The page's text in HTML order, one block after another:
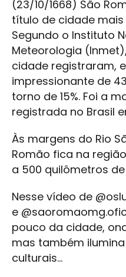
(23/10/1668) São
título de cidade mais
Segundo o Instituto
Meteorologia
cidade registraram,
impressionante de
torno de 15%. Foi a
registrada no Brasil
Às margens do Rio
Romão fica na
a 500 quilômetros
Nesse vídeo de
e
pouco da cidade,
mas também
culturais...